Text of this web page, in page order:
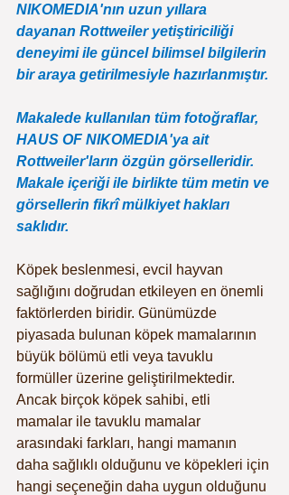
NIKOMEDIA'nın uzun yıllara
dayanan Rottweiler yetiştiriciliği
deneyimi ile güncel bilimsel bilgilerin
bir araya getirilmesiyle hazırlanmıştır.
Makalede kullanılan tüm fotoğraflar,
HAUS OF NIKOMEDIA'ya ait
Rottweiler'ların özgün görselleridir.
Makale içeriği ile birlikte tüm metin ve
görsellerin fikrî mülkiyet hakları
saklıdır.
Köpek beslenmesi, evcil hayvan
sağlığını doğrudan etkileyen en önemli
faktörlerden biridir. Günümüzde
piyasada bulunan köpek mamalarının
büyük bölümü etli veya tavuklu
formüller üzerine geliştirilmektedir.
Ancak birçok köpek sahibi, etli
mamalar ile tavuklu mamalar
arasındaki farkları, hangi mamanın
daha sağlıklı olduğunu ve köpekleri için
hangi seçeneğin daha uygun olduğunu